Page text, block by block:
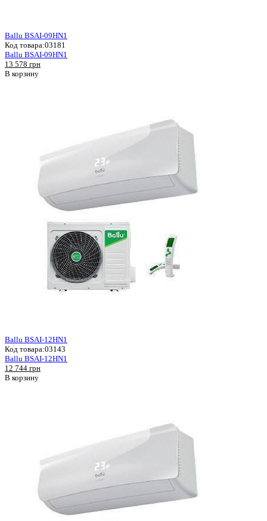
Ballu BSAI-09HN1
Код товара:03181
Ballu BSAI-09HN1
13 578 грн
В корзину
Ballu BSAI-12HN1
Код товара:03143
Ballu BSAI-12HN1
12 744 грн
В корзину